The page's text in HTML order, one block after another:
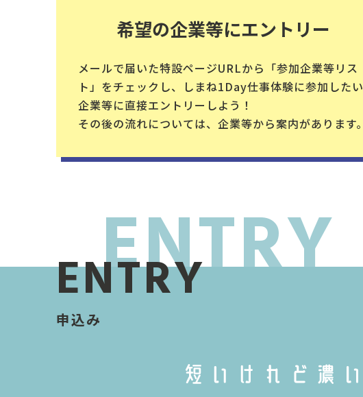
希望の企業等にエントリー
メールで届いた特設ページURLから「参加企業等リス
ト」をチェックし、しまね1Day仕事体験に参加したい
企業等に直接エントリーしよう！
その後の流れについては、企業等から案内があります。
ENTRY
申込み